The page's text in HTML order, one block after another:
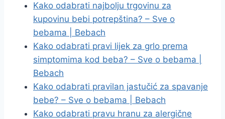
Kako odabrati najbolju trgovinu za
kupovinu bebi potrepština? – Sve o
bebama | Bebach
Kako odabrati pravi lijek za grlo prema
simptomima kod beba? – Sve o bebama |
Bebach
Kako odabrati pravilan jastučić za spavanje
bebe? – Sve o bebama | Bebach
Kako odabrati pravu hranu za alergične